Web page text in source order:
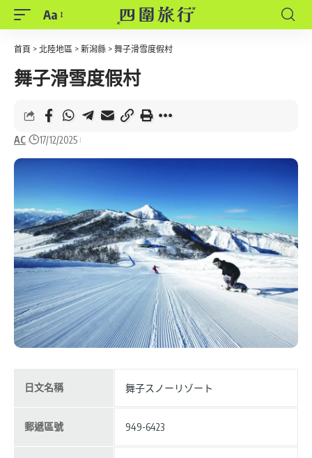
Font
Resizer
Aa
首頁 > 北陸地區 > 新潟縣 > 舞子滑雪度假村
舞子滑雪度假村
AC 17/12/2025
日文名稱 舞子スノーリゾート
郵遞區號 949-6423